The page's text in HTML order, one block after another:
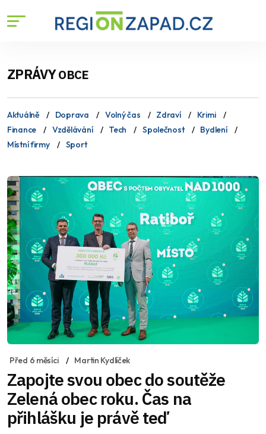
ZPRÁVYOBCE
Aktuálně Doprava Volný čas Zdraví
Krimi
Finance
Vzdělávání Tech Společnost
Bydlení
Místní firmy
Sport
Před 6 měsíci Martin Kydlíček
Zapojte svou obec do soutěže
Zelená obec roku. Čas na
přihlášku je právě teď